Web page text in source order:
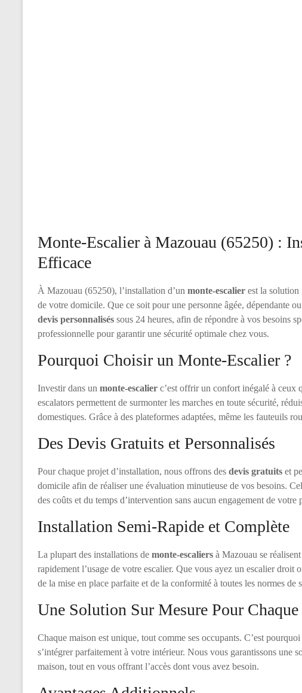
Monte-Escalier à Mazouau (65250) :
Efficace
À Mazouau (65250), l’installation d’un monte-escalier est la solution
de votre domicile. Que ce soit pour une personne âgée, dépendante
devis personnalisés sous 24 heures, afin de répondre à vos besoins
professionnelle pour garantir une sécurité optimale chez vous.
Pourquoi Choisir un Monte-Escalier ?
Investir dans un monte-escalier c’est offrir un confort inégalé à ceux
escalators permettent de surmonter les marches en toute sécurité,
domestiques. Grâce à des plateformes adaptées, même les fauteuils
Des Devis Gratuits et Personnalisés
Pour chaque projet d’installation, nous offrons des devis gratuits et
domicile afin de réaliser une évaluation minutieuse de vos besoins.
des coûts et du temps d’intervention sans aucun engagement de votre
Installation Semi-Rapide et Complète
La plupart des installations de monte-escaliers à Mazouau se
rapidement l’usage de votre escalier. Que vous ayez un escalier droit
de la mise en place parfaite et de la conformité à toutes les normes de
Une Solution Sur Mesure Pour
Chaque maison est unique, tout comme ses occupants. C’est pourquoi
s’intégrer parfaitement à votre intérieur. Nous vous garantissons une
maison, tout en vous offrant l’accès dont vous avez besoin.